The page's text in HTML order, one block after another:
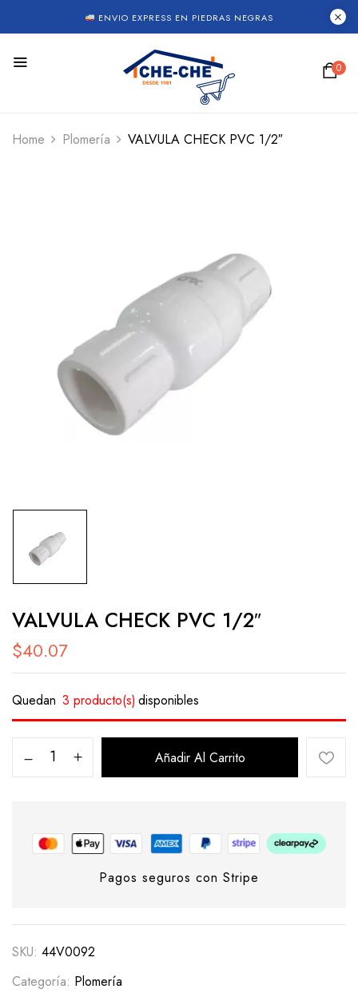
ENVIO EXPRESS EN PIEDRAS NEGRAS
0
Home Plomería VALVULA CHECK PVC 1/2″
VALVULA CHECK PVC 1/2″
$40.07
Quedan 3 producto(s) disponibles
Añadir Al Carrito
Pagos seguros con Stripe
SKU: 44V0092
Categoría: Plomería